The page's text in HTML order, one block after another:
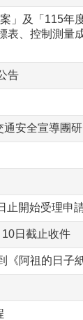
」及「115年
表、控制測量
告
安全宣導團研
止開始受理申
日截止收件
《阿祖的日子